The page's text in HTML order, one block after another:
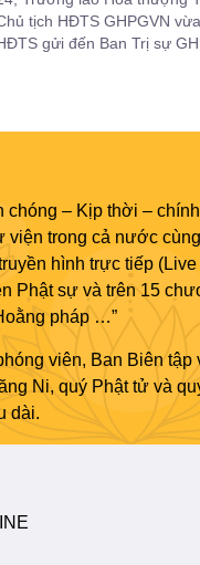
tịch HĐTS GHPGVN
gửi đến Ban Trị sự
– Kịp thời –
viện trong cả nước
hình trực tiếp
Phật sự và trên 15
pháp …”
viên, Ban Biên
Ni, quý Phật tử và
dài.